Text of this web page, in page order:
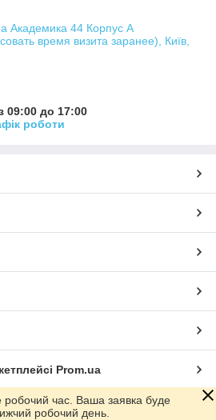
Академика 44 Корпус А
время визита заранее), Київ,
09:00 до 17:00
роботи
Prom.ua
робочий час. Ваша заявка буде
робочий день.